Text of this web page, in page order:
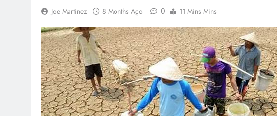
Joe Martinez 8 Months Ago 0 11 Mins Mins